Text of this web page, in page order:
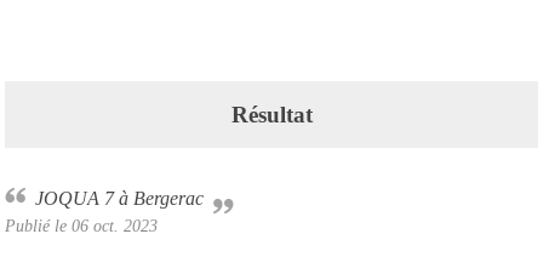
Résultat
JOQUA 7 à Bergerac
Publié le 06 oct. 2023